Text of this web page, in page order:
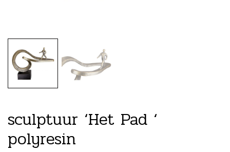
sculptuur ‘Het Pad ‘
polyresin